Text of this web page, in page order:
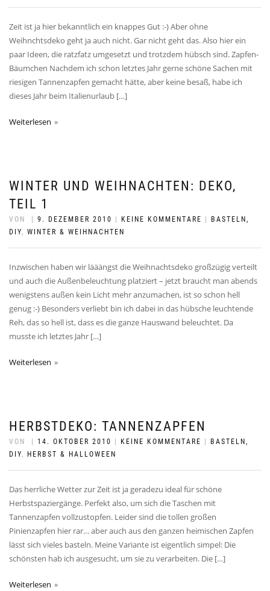
Zeit ist ja hier bekanntlich ein knappes Gut :-) Aber ohne
Weihnchtsdeko geht ja auch nicht. Gar nicht geht das. Also hier ein
paar Ideen, die ratzfatz umgesetzt und trotzdem hübsch sind. Zapfen-
Bäumchen Nachdem ich schon letztes Jahr gerne schöne Sachen mit
riesigen Tannenzapfen gemacht hätte, aber keine besaß, habe ich
dieses Jahr beim Italienurlaub […]
Weiterlesen
WINTER UND WEIHNACHTEN: DEKO,
TEIL 1
VON 9. DEZEMBER 2010 KEINE KOMMENTARE
BASTELN,
DIY, WINTER & WEIHNACHTEN
Inzwischen haben wir lääängst die Weihnachtsdeko großzügig verteilt
und auch die Außenbeleuchtung platziert – jetzt braucht man abends
wenigstens außen kein Licht mehr anzumachen, ist so schon hell
genug :-) Besonders verliebt bin ich dabei in das hübsche leuchtende
Reh, das so hell ist, dass es die ganze Hauswand beleuchtet. Da
musste ich letztes Jahr […]
Weiterlesen
HERBSTDEKO: TANNENZAPFEN
VON 14. OKTOBER 2010 KEINE KOMMENTARE
BASTELN,
DIY, HERBST & HALLOWEEN
Das herrliche Wetter zur Zeit ist ja geradezu ideal für schöne
Herbstspaziergänge. Perfekt also, um sich die Taschen mit
Tannenzapfen vollzustopfen. Leider sind die tollen großen
Pinienzapfen hier rar… aber auch aus den ganzen heimischen Zapfen
lässt sich vieles basteln. Meine Variante ist eigentlich simpel: Die
schönsten hab ich ausgesucht, um sie zu verarbeiten. Die […]
Weiterlesen